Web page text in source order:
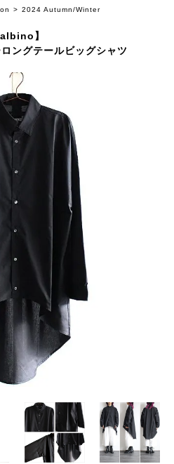
2024 Autumn/Winter
albino】
ングテールビッグシャツ